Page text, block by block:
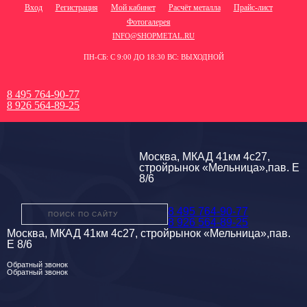
Вход Регистрация Мой кабинет Расчёт металла
Прайс-лист
Фотогалерея
INFO@SHOPMETAL.RU
ПН-СБ: С 9:00 ДО 18:30 ВС: ВЫХОДНОЙ
8 495 764-90-77
8 926 564-89-25
Москва, МКАД 41км 4с27,
стройрынок «Мельница»,пав. Е
8/6
8 495 764-90-77
8 926 564-89-25
Москва, МКАД 41км 4с27, стройрынок «Мельница»,пав.
Е 8/6
Обратный звонок
Обратный звонок